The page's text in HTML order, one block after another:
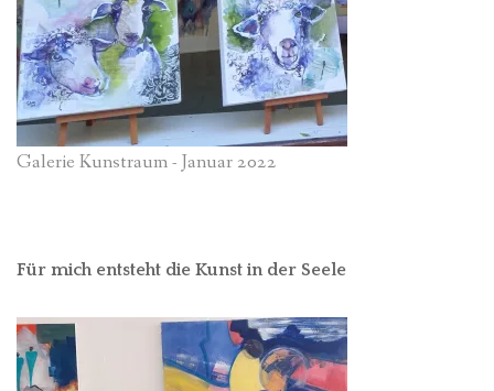
Galerie Kunstraum - Januar 2022
Für mich entsteht die Kunst in der Seele